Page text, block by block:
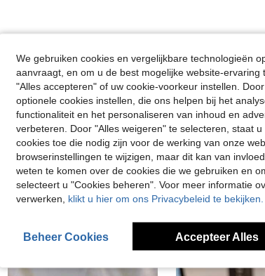
Meer Beoordelingen Bekijken
We gebruiken cookies en vergelijkbare technologieën
aanvraagt, en om u de best mogelijke website-
"Alles accepteren" of uw cookie-voorkeur instellen.
optionele cookies instellen, die ons helpen bij het
functionaliteit en het personaliseren van inhoud en
verbeteren. Door "Alles weigeren" te selecteren, staat
cookies toe die nodig zijn voor de werking van onze
browserinstellingen te wijzigen, maar dit kan van
weten te komen over de cookies die we gebruiken en
selecteert u "Cookies beheren". Voor meer informatie
verwerken, klikt u hier om ons Privacybeleid te bekijken.
Beheer Cookies Accepteer Alles